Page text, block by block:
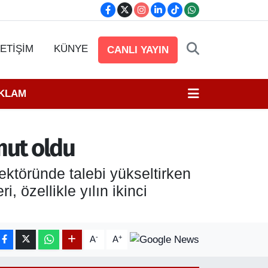
KÜNYE CANLI YAYIN
oldu
talebi yükseltirken
özellikle yılın ikinci
A- A+